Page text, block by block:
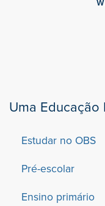
Uma Educação
Estudar no OBS
Pré-escolar
Ensino primário